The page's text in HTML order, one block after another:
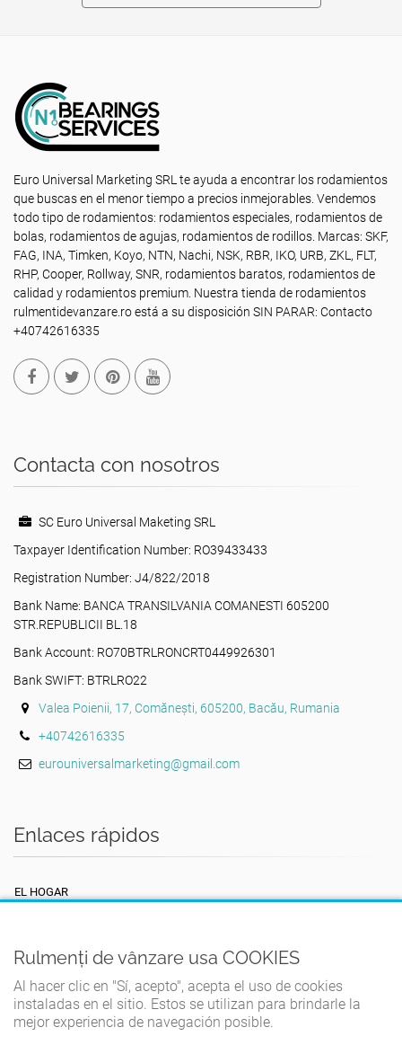
Euro Universal Marketing SRL te ayuda a encontrar los rodamientos
que buscas en el menor tiempo a precios inmejorables. Vendemos
todo tipo de rodamientos: rodamientos especiales, rodamientos de
bolas, rodamientos de agujas, rodamientos de rodillos. Marcas: SKF,
FAG, INA, Timken, Koyo, NTN, Nachi, NSK, RBR, IKO, URB, ZKL, FLT,
RHP, Cooper, Rollway, SNR, rodamientos baratos, rodamientos de
calidad y rodamientos premium. Nuestra tienda de rodamientos
rulmentidevanzare.ro está a su disposición SIN PARAR: Contacto
+40742616335
Contacta con nosotros
SC Euro Universal Maketing SRL
Taxpayer Identification Number: RO39433433
Registration Number: J4/822/2018
Bank Name: BANCA TRANSILVANIA COMANESTI 605200
STR.REPUBLICII BL.18
Bank Account: RO70BTRLRONCRT0449926301
Bank SWIFT: BTRLRO22
Valea Poienii, 17, Comănești, 605200, Bacău, Rumania
+40742616335
eurouniversalmarketing@gmail.com
Enlaces rápidos
EL HOGAR
POLÍTICA DE PRIVACIDAD
CONTACTO
Rulmenți de vânzare usa COOKIES
Al hacer clic en "Sí, acepto", acepta el uso de cookies
instaladas en el sitio. Estos se utilizan para brindarle la
mejor experiencia de navegación posible.